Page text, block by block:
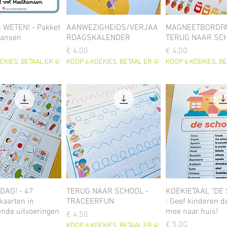
WETEN! - Pakket
BETAAL ER 4!
AANWEZIGHEIDS/VERJAA
RDAGSKALENDER
Prijs
€ 4,00
KOOP 6 KOEKIES, BETAAL ER 4!
TERUG NAAR
Prijs
€ 4,00
KOOP 6 KOEKIES,
- 47
in
uitvoeringen
TERUG NAAR SCHOOL -
TRACEERFUN
Prijs
€ 4,50
KOEKIETAAL "DE
: Geef kinderen
mee naar huis!
Prijs
€ 5,00